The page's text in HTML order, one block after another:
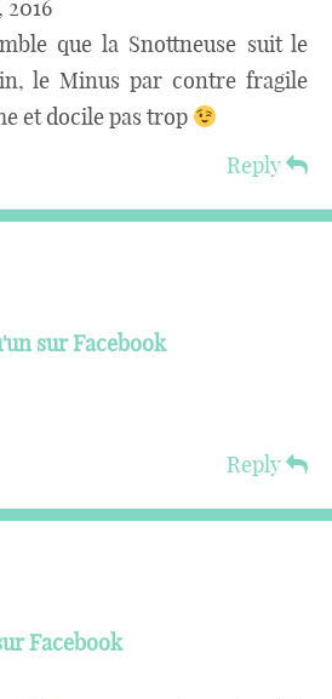
2016
que la Snottneuse suit le
le Minus par contre fragile
et docile pas trop
Reply
sur Facebook
Reply
Facebook